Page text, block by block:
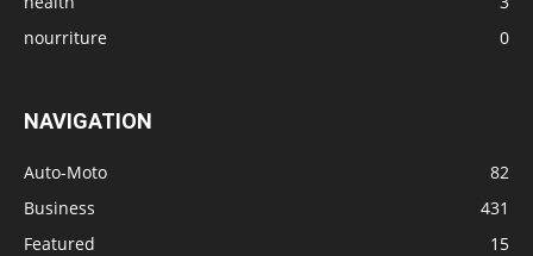
nourriture
0
NAVIGATION
Auto-Moto
82
Business
431
Featured
15